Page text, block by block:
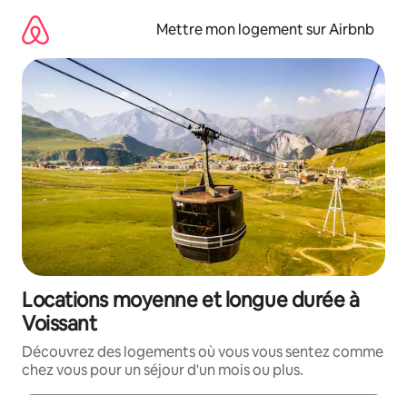
directement
contenu
Mettre mon logement sur Airbnb
Locations moyenne et longue durée à
Voissant
Découvrez des logements où vous vous sentez comme
chez vous pour un séjour d'un mois ou plus.